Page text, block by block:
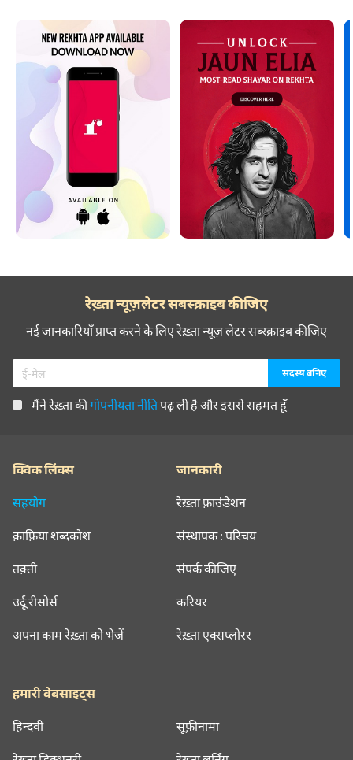
रेख़्ता न्यूज़लेटर सबस्क्राइब कीजिए
नई जानकारियाँ प्राप्त करने के लिए रेख़्ता न्यूज़ लेटर सब्स्क्राइब कीजिए
मैंने रेख़्ता कीगोपनीयता नीतिपढ़ ली है और इससे सहमत हूँ
क्विक लिंक्स
सहयोग
क़ाफ़िया शब्दकोश
तक़्ती
उर्दू रीसोर्स
अपना काम रेख़्ता को भेजें
जानकारी
रेख़्ता फ़ाउंडेशन
संस्थापक : परिचय
संपर्क कीजिए
करियर
रेख़्ता एक्सप्लोरर
हमारी वेबसाइट्स
हिन्दवी सूफ़ीनामा